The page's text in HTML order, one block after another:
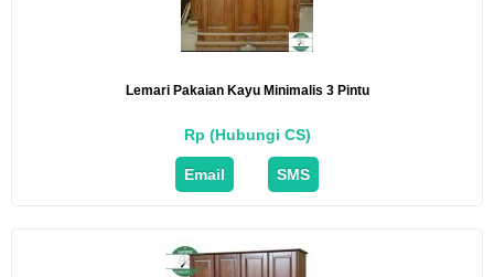
Lemari Pakaian Kayu Minimalis 3 Pintu
Rp (Hubungi CS)
Email SMS